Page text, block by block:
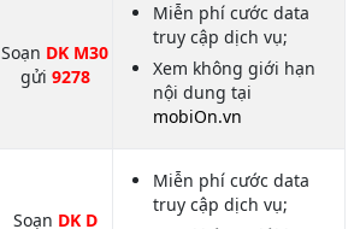
Soạn DK M30
gửi 9278
Miễn phí cước data
truy cập dịch vụ;
Xem không giới hạn
nội dung tại
mobiOn.vn
Soạn DK D
Miễn phí cước data
truy cập dịch vụ;